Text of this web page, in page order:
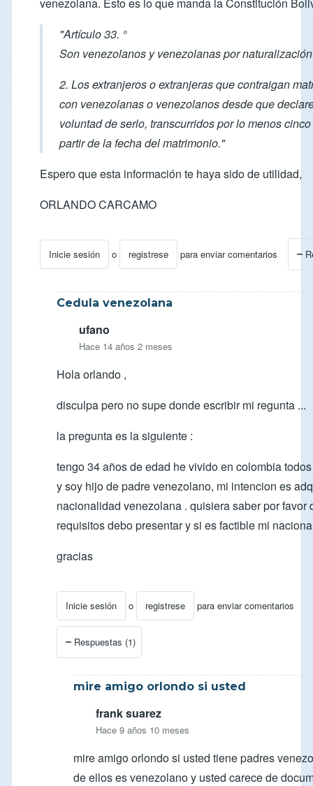
"Artículo 33. °
Son venezolanos y venezolanas por
2. Los extranjeros o extranjeras que contraigan
con venezolanas o venezolanos desde que
voluntad de serlo, transcurridos por lo menos
partir de la fecha del matrimonio."
Espero que esta información te haya sido de utilidad,
ORLANDO CARCAMO
Inicie sesión o registrese para enviar comentarios
En respuesta a Consulta Visa Residente en Venezuela
Cedula venezolana
ufano
Hace 14 años 2 meses
Hola orlando ,
disculpa pero no supe donde escribir mi regunta ...
la pregunta es la siguiente :
tengo 34 años de edad he vivido en colombia
y soy hijo de padre venezolano, mi intencion es
nacionalidad venezolana . quisiera saber por favor
requisitos debo presentar y si es factible mi
gracias
Inicie sesión o registrese para enviar comentarios
En respuesta aRespuesta para Soli
Respuestas (1)
mire amigo orlondo si usted
frank suarez
Hace 9 años 10 meses
mire amigo orlondo si usted tiene padres
de ellos es venezolano y usted carece de